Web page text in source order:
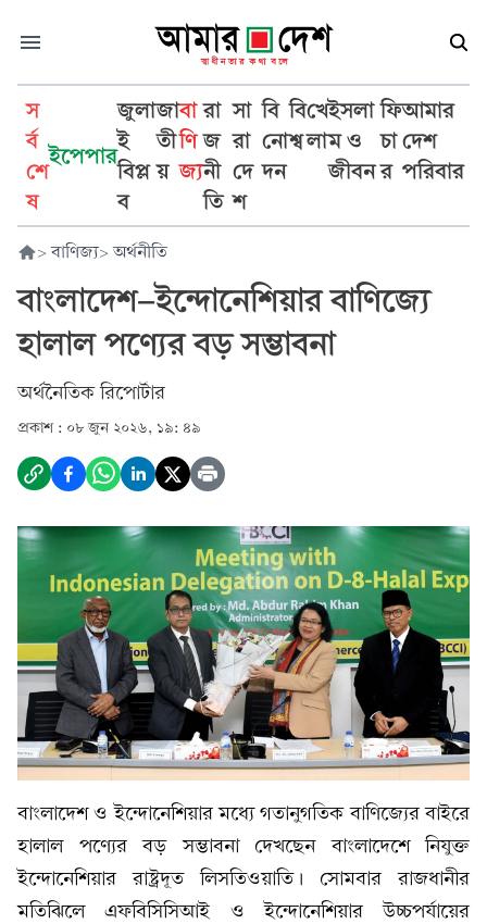
স
র্ব
শে
ষ
ইপেপার
জুলা
ই
বিপ্ল
ব
জা
তী
য়
বা
ণি
জ্য
রা
জ
নী
তি
সা
রা
দে
শ
বি
নো
দন
বি
শ্ব
খে
লা
ইসলা
ম ও
জীবন
ফি
চা
র
আমার
দেশ
পরিবার
> বাণিজ্য> অর্থনীতি
বাংলাদেশ-ইন্দোনেশিয়ার বাণিজ্যে
হালাল পণ্যের বড় সম্ভাবনা
অর্থনৈতিক রিপোর্টার
প্রকাশ : ০৮ জুন ২০২৬, ১৯: ৪৯
বাংলাদেশ ও ইন্দোনেশিয়ার মধ্যে গতানুগতিক বাণিজ্যের বাইরে
হালাল পণ্যের বড় সম্ভাবনা দেখছেন বাংলাদেশে নিযুক্ত
ইন্দোনেশিয়ার রাষ্ট্রদূত লিসতিওয়াতি। সোমবার রাজধানীর
মতিঝিলে এফবিসিসিআই ও ইন্দোনেশিয়ার উচ্চপর্যায়ের